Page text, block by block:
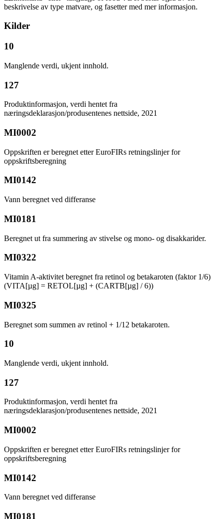
beskrivelse av type matvare, og fasetter med mer informasjon.
Kilder
10
Manglende verdi, ukjent innhold.
127
Produktinformasjon, verdi hentet fra
næringsdeklarasjon/produsentenes nettside, 2021
MI0002
Oppskriften er beregnet etter EuroFIRs retningslinjer for
oppskriftsberegning
MI0142
Vann beregnet ved differanse
MI0181
Beregnet ut fra summering av stivelse og mono- og disakkarider.
MI0322
Vitamin A-aktivitet beregnet fra retinol og betakaroten (faktor 1/6)
(VITA[µg] = RETOL[µg] + (CARTB[µg] / 6))
MI0325
Beregnet som summen av retinol + 1/12 betakaroten.
10
Manglende verdi, ukjent innhold.
127
Produktinformasjon, verdi hentet fra
næringsdeklarasjon/produsentenes nettside, 2021
MI0002
Oppskriften er beregnet etter EuroFIRs retningslinjer for
oppskriftsberegning
MI0142
Vann beregnet ved differanse
MI0181